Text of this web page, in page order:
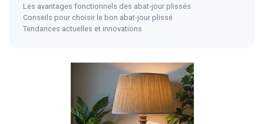
Les avantages fonctionnels des abat-jour plissés
Conseils pour choisir le bon abat-jour plissé
Tendances actuelles et innovations